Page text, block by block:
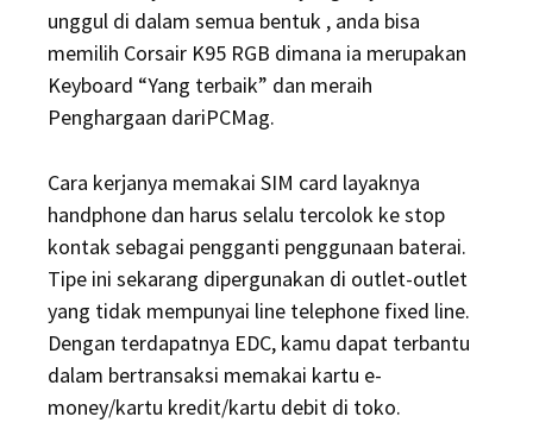
unggul di dalam semua bentuk , anda bisa
memilih Corsair K95 RGB dimana ia merupakan
Keyboard “Yang terbaik” dan meraih
Penghargaan dariPCMag.
Cara kerjanya memakai SIM card layaknya
handphone dan harus selalu tercolok ke stop
kontak sebagai pengganti penggunaan baterai.
Tipe ini sekarang dipergunakan di outlet-outlet
yang tidak mempunyai line telephone fixed line.
Dengan terdapatnya EDC, kamu dapat terbantu
dalam bertransaksi memakai kartu e-
money/kartu kredit/kartu debit di toko.